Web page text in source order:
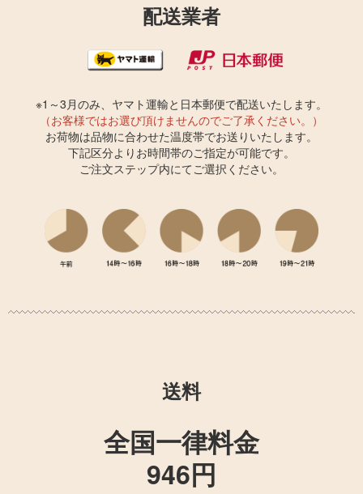
配送業者
※1～3月のみ、ヤマト運輸と日本郵便で配送いたします。
（お客様ではお選び頂けませんのでご了承ください。）
お荷物は品物に合わせた温度帯でお送りいたします。
下記区分よりお時間帯のご指定が可能です。
​​​​​​​ご注文ステップ内にてご選択ください。
送料
全国一律料金
946円